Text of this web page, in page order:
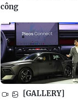
công
[GALLERY]